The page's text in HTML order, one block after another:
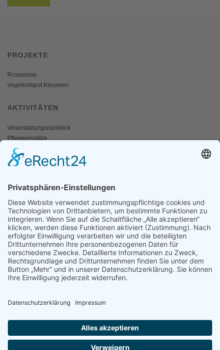
PROJEKTE
Rosswiese
Vogelhotspot Kiesseen
AKTIVITÄTEN
Veranstaltungsrückblick
Pflegeeinsätze
AKTIV WERDEN
Mitgliedschaft
Spenden
SERVICE
Shop
Naturschutzbrief
News
Presse
Landesgruppenteam